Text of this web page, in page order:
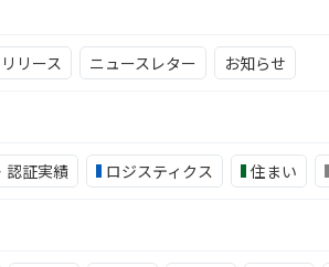
リース ニュースレター お知らせ
認証実績 ロジスティクス 住まい